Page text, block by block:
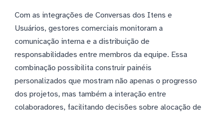
Com as integrações de Conversas dos Itens e
Usuários, gestores comerciais monitoram a
comunicação interna e a distribuição de
responsabilidades entre membros da equipe. Essa
combinação possibilita construir painéis
personalizados que mostram não apenas o progresso
dos projetos, mas também a interação entre
colaboradores, facilitando decisões sobre alocação de